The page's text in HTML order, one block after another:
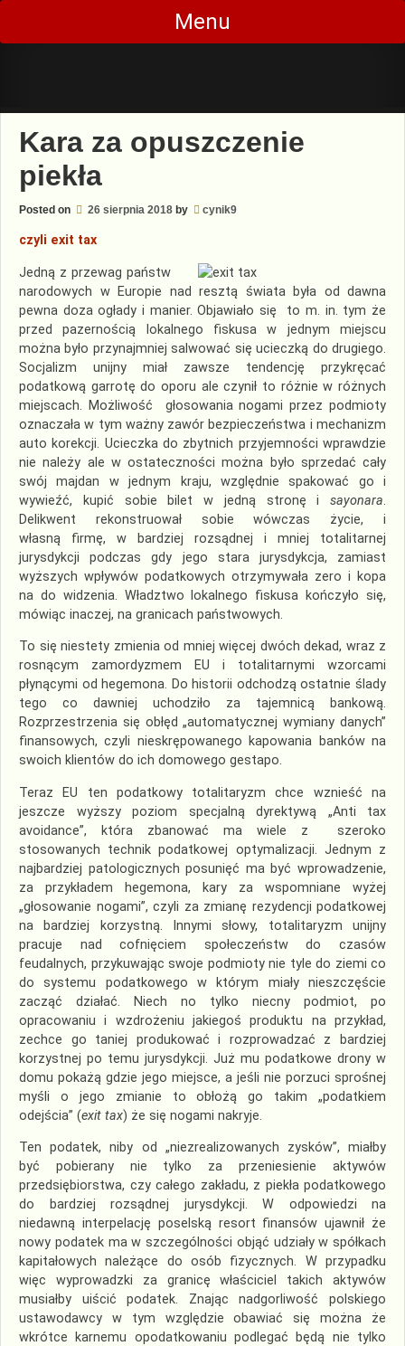
Skip
content
Menu
Kara za opuszczenie
piekła
Posted on 26 sierpnia 2018 by cynik9
czyli exit tax
Jedną z przewag państw
narodowych w Europie nad resztą świata była od dawna
pewna doza ogłady i manier. Objawiało się to m. in. tym że
przed pazernością lokalnego fiskusa w jednym miejscu
można było przynajmniej salwować się ucieczką do drugiego.
Socjalizm unijny miał zawsze tendencję przykręcać
podatkową garrotę do oporu ale czynił to różnie w różnych
miejscach. Możliwość głosowania nogami przez podmioty
oznaczała w tym ważny zawór bezpieczeństwa i mechanizm
auto korekcji. Ucieczka do zbytnich przyjemności wprawdzie
nie należy ale w ostateczności można było sprzedać cały
swój majdan w jednym kraju, względnie spakować go i
wywieźć, kupić sobie bilet w jedną stronę i sayonara.
Delikwent rekonstruował sobie wówczas życie, i
własną firmę, w bardziej rozsądnej i mniej totalitarnej
jurysdykcji podczas gdy jego stara jurysdykcja, zamiast
wyższych wpływów podatkowych otrzymywała zero i kopa
na do widzenia. Władztwo lokalnego fiskusa kończyło się,
mówiąc inaczej, na granicach państwowych.
To się niestety zmienia od mniej więcej dwóch dekad, wraz z
rosnącym zamordyzmem EU i totalitarnymi wzorcami
płynącymi od hegemona. Do historii odchodzą ostatnie ślady
tego co dawniej uchodziło za tajemnicą bankową.
Rozprzestrzenia się obłęd „automatycznej wymiany danych”
finansowych, czyli nieskrępowanego kapowania banków na
swoich klientów do ich domowego gestapo.
Teraz EU ten podatkowy totalitaryzm chce wznieść na
jeszcze wyższy poziom specjalną dyrektywą „Anti tax
avoidance”, która zbanować ma wiele z szeroko
stosowanych technik podatkowej optymalizacji. Jednym z
najbardziej patologicznych posunięć ma być wprowadzenie,
za przykładem hegemona, kary za wspomniane wyżej
„głosowanie nogami”, czyli za zmianę rezydencji podatkowej
na bardziej korzystną. Innymi słowy, totalitaryzm unijny
pracuje nad cofnięciem społeczeństw do czasów
feudalnych, przykuwając swoje podmioty nie tyle do ziemi co
do systemu podatkowego w którym miały nieszczęście
zacząć działać. Niech no tylko niecny podmiot, po
opracowaniu i wzdrożeniu jakiegoś produktu na przykład,
zechce go taniej produkować i rozprowadzać z bardziej
korzystnej po temu jurysdykcji. Już mu podatkowe drony w
domu pokażą gdzie jego miejsce, a jeśli nie porzuci sprośnej
myśli o jego zmianie to obłożą go takim „podatkiem
odejścia” (exit tax) że się nogami nakryje.
Ten podatek, niby od „niezrealizowanych zysków”, miałby
być pobierany nie tylko za przeniesienie aktywów
przedsiębiorstwa, czy całego zakładu, z piekła podatkowego
do bardziej rozsądnej jurysdykcji. W odpowiedzi na
niedawną interpelację poselską resort finansów ujawnił że
nowy podatek ma w szczególności objąć udziały w spółkach
kapitałowych należące do osób fizycznych. W przypadku
więc wyprowadzki za granicę właściciel takich aktywów
musiałby uiścić podatek. Znając nadgorliwość polskiego
ustawodawcy w tym względzie obawiać się można że
wkrótce karnemu opodatkowaniu podlegać będą nie tylko